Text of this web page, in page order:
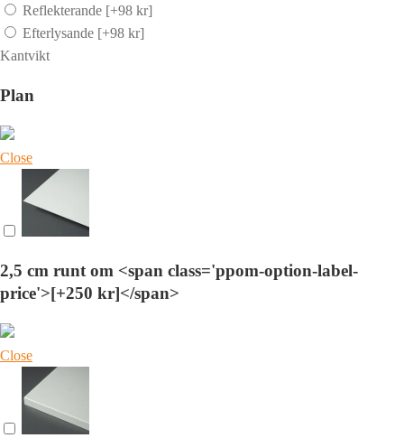
Reflekterande [+98 kr]
Efterlysande [+98 kr]
Kantvikt
Plan
Close
2,5 cm runt om <span class='ppom-option-label-
price'>[+250 kr]</span>
Close